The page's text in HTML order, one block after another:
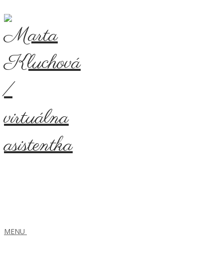
MENU